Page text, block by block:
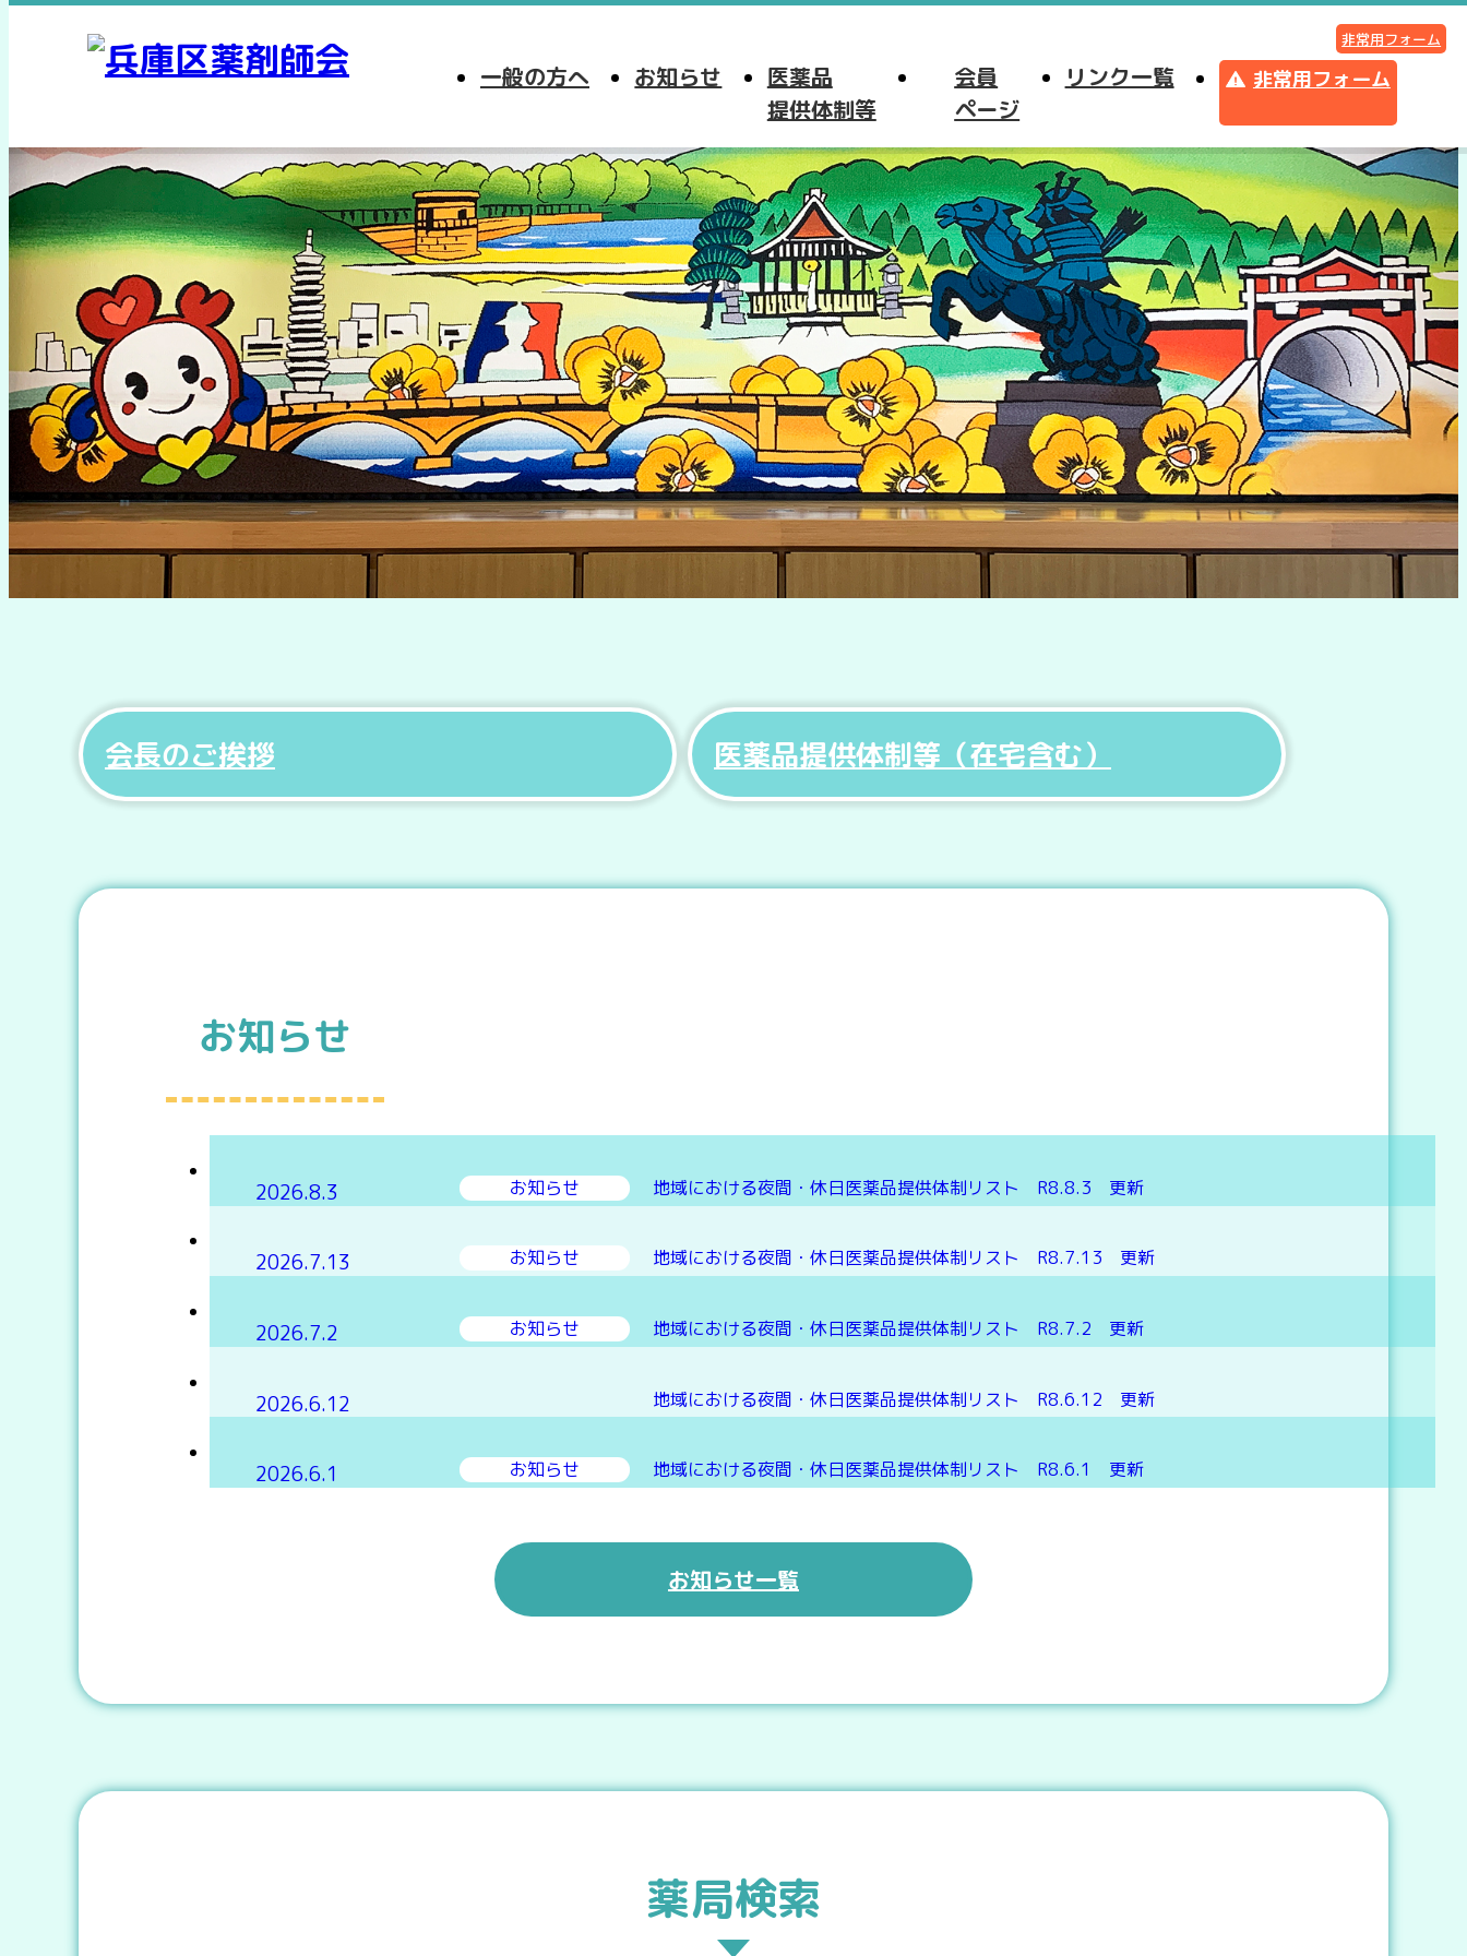
非常用フォーム
一般の方へ お知らせ
医薬品
提供体制等
会員
ページ
リンク一覧 非常用フォーム
会長のご挨拶 医薬品提供体制等（在宅含む）
お知らせ
2026.8.3 お知らせ 地域における夜間・休日医薬品提供体制リスト R8.8.3 更新
2026.7.13 お知らせ 地域における夜間・休日医薬品提供体制リスト R8.7.13 更新
2026.7.2 お知らせ 地域における夜間・休日医薬品提供体制リスト R8.7.2 更新
2026.6.12 地域における夜間・休日医薬品提供体制リスト R8.6.12 更新
2026.6.1 お知らせ 地域における夜間・休日医薬品提供体制リスト R8.6.1 更新
お知らせ一覧
薬局検索